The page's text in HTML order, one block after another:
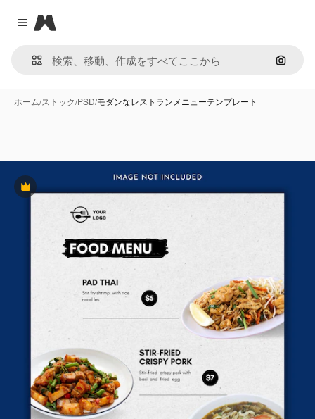
Close menu
Magnific
画像で
ホーム/ストック/PSD/モダンなレストランメニューテンプレート
Premium